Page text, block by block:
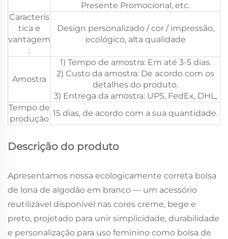
Presente Promocional, etc.
Caracterís
tica e
vantagem
:
Design personalizado / cor / impressão,
ecológico, alta qualidade
Amostra
1) Tempo de amostra: Em até 3-5 dias.
2) Custo da amostra: De acordo com os
detalhes do produto.
3) Entrega da amostra: UPS, FedEx, DHL,
Tempo de
produção
15 dias, de acordo com a sua quantidade.
Descrição do produto
Apresentamos nossa ecologicamente correta bolsa
de lona de algodão em branco — um acessório
reutilizável disponível nas cores creme, bege e
preto, projetado para unir simplicidade, durabilidade
e personalização para uso feminino como bolsa de